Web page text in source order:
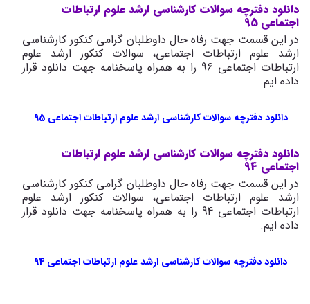
دانلود دفترچه سوالات کارشناسی ارشد علوم ارتباطات
اجتماعی 95
در این قسمت جهت رفاه حال داوطلبان گرامی کنکور کارشناسی
ارشد علوم ارتباطات اجتماعی، سوالات کنکور ارشد علوم
ارتباطات اجتماعی 96 را به همراه پاسخنامه جهت دانلود قرار
داده ایم.
دانلود دفترچه سوالات کارشناسی ارشد علوم ارتباطات اجتماعی 95
دانلود دفترچه سوالات کارشناسی ارشد علوم ارتباطات
اجتماعی 94
در این قسمت جهت رفاه حال داوطلبان گرامی کنکور کارشناسی
ارشد علوم ارتباطات اجتماعی، سوالات کنکور ارشد علوم
ارتباطات اجتماعی 94 را به همراه پاسخنامه جهت دانلود قرار
داده ایم.
دانلود دفترچه سوالات کارشناسی ارشد علوم ارتباطات اجتماعی 94